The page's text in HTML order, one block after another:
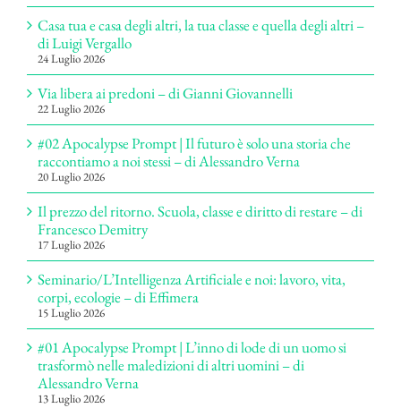
Casa tua e casa degli altri, la tua classe e quella degli altri –
di Luigi Vergallo
24 Luglio 2026
Via libera ai predoni – di Gianni Giovannelli
22 Luglio 2026
#02 Apocalypse Prompt | Il futuro è solo una storia che
raccontiamo a noi stessi – di Alessandro Verna
20 Luglio 2026
Il prezzo del ritorno. Scuola, classe e diritto di restare – di
Francesco Demitry
17 Luglio 2026
Seminario/L’Intelligenza Artificiale e noi: lavoro, vita,
corpi, ecologie – di Effimera
15 Luglio 2026
#01 Apocalypse Prompt | L’inno di lode di un uomo si
trasformò nelle maledizioni di altri uomini – di
Alessandro Verna
13 Luglio 2026